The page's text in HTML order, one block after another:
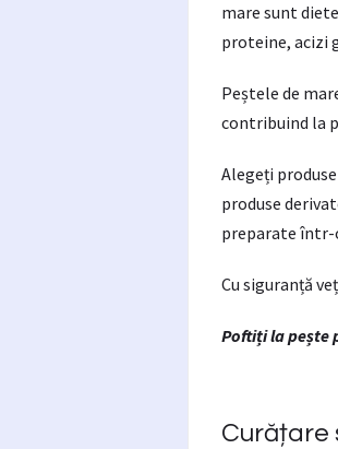
mare sunt
proteine, acizi
Peștele de
contribuind la
Alegeți
produse
preparate într-
Cu siguranță
Poftiți la pește
Curățare